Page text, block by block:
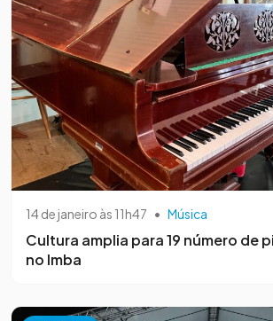
14 de janeiro às 11h47 • Música
Cultura amplia para 19 número de
no Imba